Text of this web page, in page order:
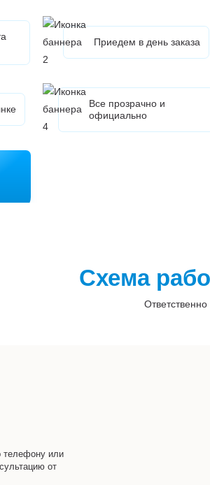
Приедем в день заказа
Все прозрачно и
официально
Схема
телефону или
от